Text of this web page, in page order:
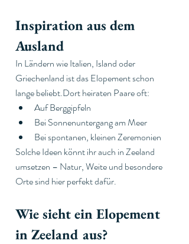
Inspiration aus dem
Ausland
In Ländern wie Italien, Island oder
Griechenland ist das Elopement schon
lange beliebt.Dort heiraten Paare oft:
Auf Berggipfeln
Bei Sonnenuntergang am Meer
Bei spontanen, kleinen Zeremonien
Solche Ideen könnt ihr auch in Zeeland
umsetzen – Natur, Weite und besondere
Orte sind hier perfekt dafür.
Wie sieht ein Elopement
in Zeeland aus?